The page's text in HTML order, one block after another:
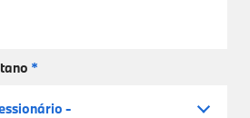
*
-